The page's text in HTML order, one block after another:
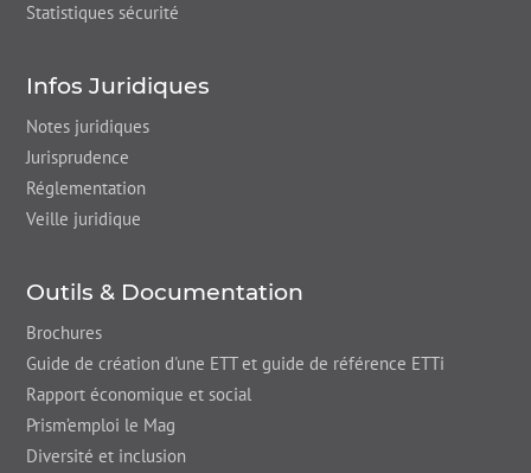
Statistiques sécurité
Infos Juridiques
Notes juridiques
Jurisprudence
Réglementation
Veille juridique
Outils & Documentation
Brochures
Guide de création d'une ETT et guide de référence ETTi
Rapport économique et social
Prism’emploi le Mag
Diversité et inclusion